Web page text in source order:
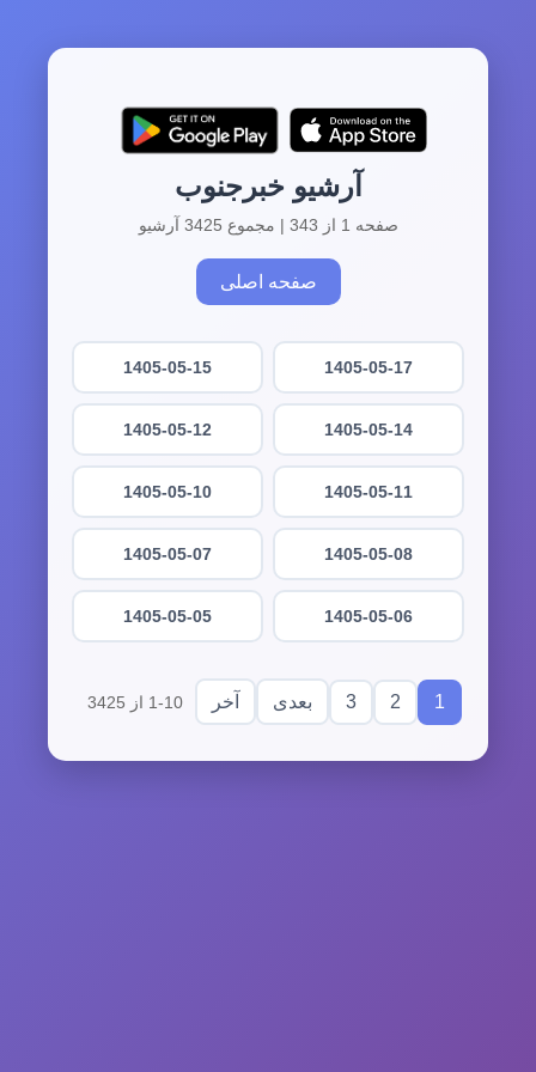
آرشیو خبرجنوب
صفحه 1 از 343 | مجموع 3425 آرشیو
صفحه اصلی
1405-05-17
1405-05-15
1405-05-14
1405-05-12
1405-05-11
1405-05-10
1405-05-08
1405-05-07
1405-05-06
1405-05-05
1
2
3 بعدی آخر 1-10 از 3425